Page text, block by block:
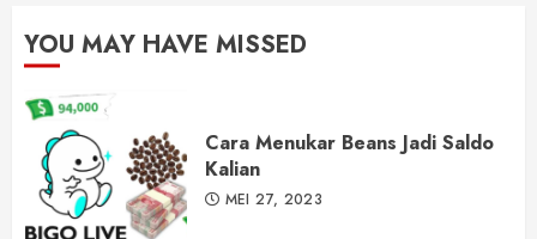
YOU MAY HAVE MISSED
Cara Menukar Beans Jadi Saldo
Kalian
MEI 27, 2023